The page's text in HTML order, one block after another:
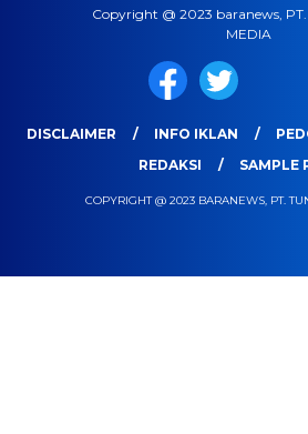
Copyright @ 2023 baranews, PT.
MEDIA
DISCLAIMER INFO IKLAN
REDAKSI
SAMPLE
COPYRIGHT @ 2023 BARANEWS, PT.